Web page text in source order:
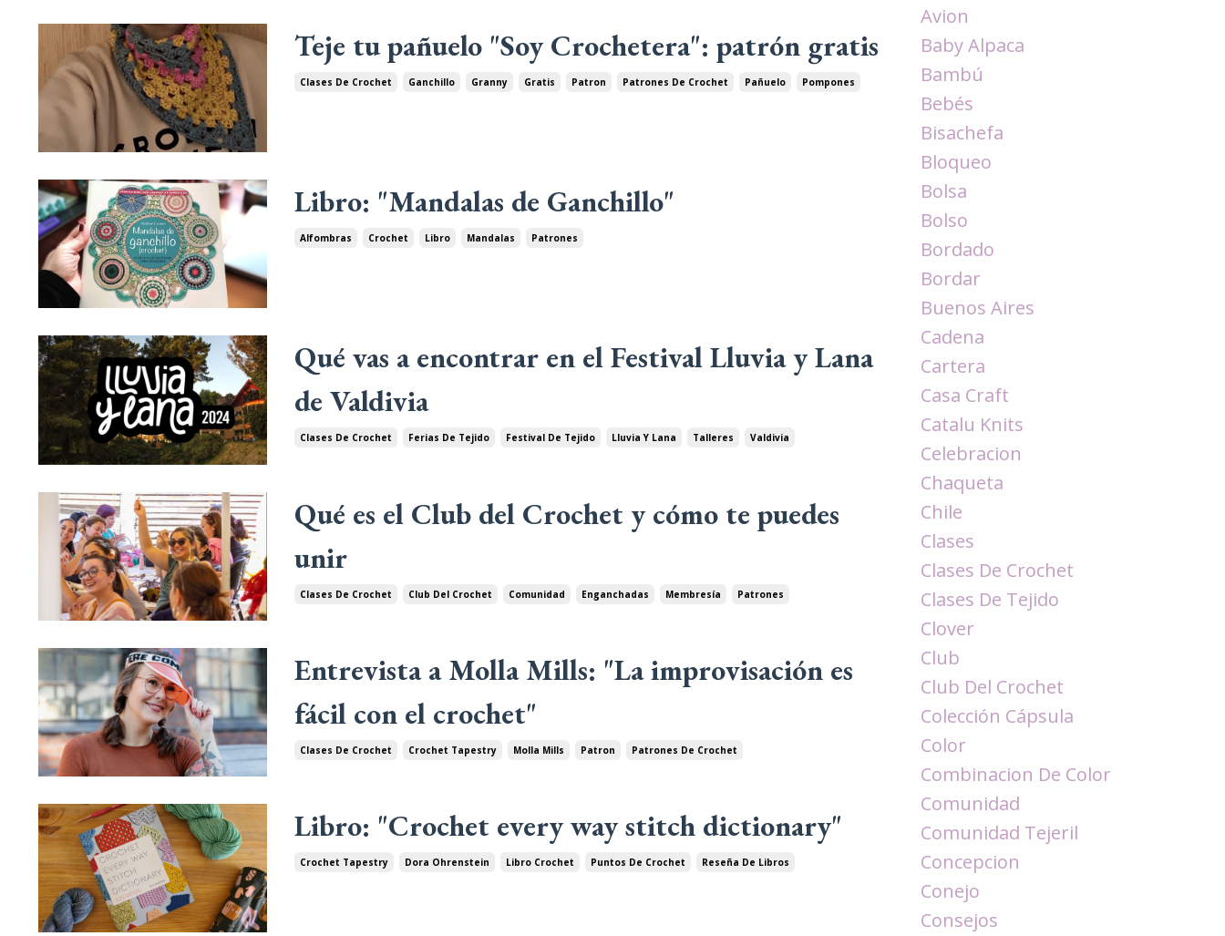
Teje tu pañuelo "Soy Crochetera": patrón gratis
Clases De Crochet Ganchillo Granny Gratis Patron Patrones De Crochet Pañuelo Pompones
Libro: "Mandalas de Ganchillo"
Alfombras Crochet Libro Mandalas Patrones
Qué vas a encontrar en el Festival Lluvia y Lana
de Valdivia
Clases De Crochet Ferias De Tejido Festival De Tejido Lluvia Y Lana Talleres Valdivia
Qué es el Club del Crochet y cómo te puedes
unir
Clases De Crochet Club Del Crochet Comunidad Enganchadas Membresía Patrones
Entrevista a Molla Mills: "La improvisación es
fácil con el crochet"
Clases De Crochet Crochet Tapestry Molla Mills Patron Patrones De Crochet
Libro: "Crochet every way stitch dictionary"
Crochet Tapestry Dora Ohrenstein Libro Crochet Puntos De Crochet Reseña De Libros
Avion
Baby Alpaca
Bambú
Bebés
Bisachefa
Bloqueo
Bolsa
Bolso
Bordado
Bordar
Buenos Aires
Cadena
Cartera
Casa Craft
Catalu Knits
Celebracion
Chaqueta
Chile
Clases
Clases De Crochet
Clases De Tejido
Clover
Club
Club Del Crochet
Colección Cápsula
Color
Combinacion De Color
Comunidad
Comunidad Tejeril
Concepcion
Conejo
Consejos